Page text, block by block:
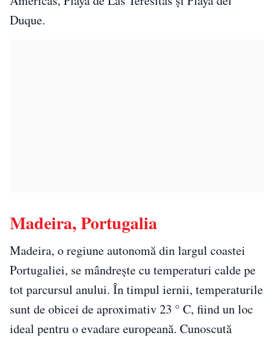
Duque.
Madeira, Portugalia
Madeira, o regiune autonomă din largul coastei
Portugaliei, se mândrește cu temperaturi calde pe
tot parcursul anului. În timpul iernii, temperaturile
sunt de obicei de aproximativ 23 ° C, fiind un loc
ideal pentru o evadare europeană. Cunoscută